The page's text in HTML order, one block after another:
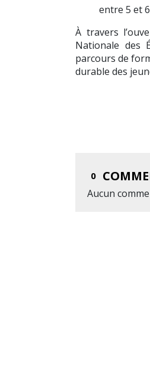
entre 5 et
À travers
Nationale des
parcours de
durable des
0
Aucun